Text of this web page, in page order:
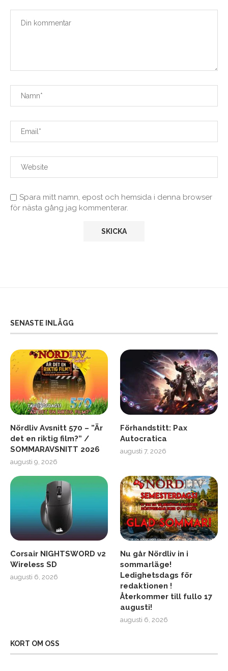
Spara mitt namn, epost och hemsida i denna browser
för nästa gång jag kommenterar.
SENASTE INLÄGG
Nördliv Avsnitt 570 – ”Är
det en riktig film?” /
SOMMARAVSNITT 2026
augusti 9, 2026
Förhandstitt: Pax
Autocratica
augusti 7, 2026
Corsair NIGHTSWORD v2
Wireless SD
augusti 6, 2026
Nu går Nördliv in i
sommarläge!
Ledighetsdags för
redaktionen !
Återkommer till fullo 17
augusti!
augusti 6, 2026
KORT OM OSS